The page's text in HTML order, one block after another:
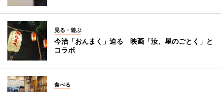
見る・遊ぶ
今治「おんまく」迫る 映画「汝、星のごとく」と
コラボ
食べる